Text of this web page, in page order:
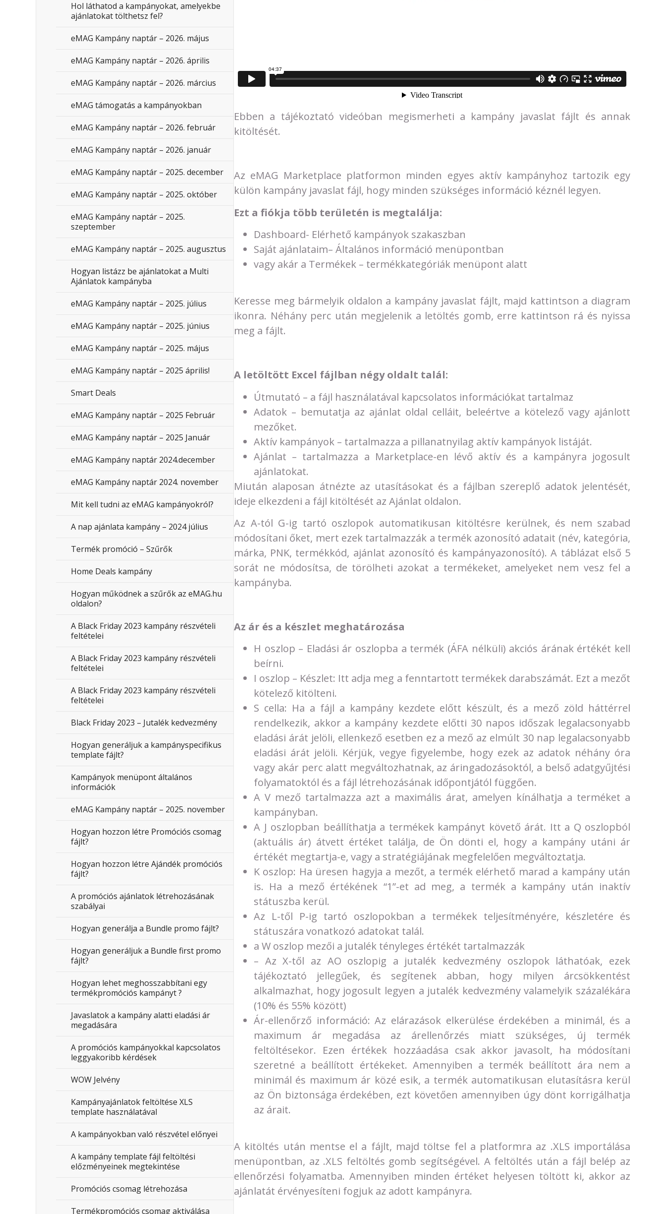
Hol láthatod a kampányokat, amelyekbe
ajánlatokat tölthetsz fel?
eMAG Kampány naptár – 2026. május
eMAG Kampány naptár – 2026. április
eMAG Kampány naptár – 2026. március
eMAG támogatás a kampányokban
eMAG Kampány naptár – 2026. február
eMAG Kampány naptár – 2026. január
eMAG Kampány naptár – 2025. december
eMAG Kampány naptár – 2025. október
eMAG Kampány naptár – 2025.
szeptember
eMAG Kampány naptár – 2025. augusztus
Hogyan listázz be ajánlatokat a Multi
Ajánlatok kampányba
eMAG Kampány naptár – 2025. július
eMAG Kampány naptár – 2025. június
eMAG Kampány naptár – 2025. május
eMAG Kampány naptár – 2025 április!
Smart Deals
eMAG Kampány naptár – 2025 Február
eMAG Kampány naptár – 2025 Január
eMAG Kampány naptár 2024.december
eMAG Kampány naptár 2024. november
Mit kell tudni az eMAG kampányokról?
A nap ajánlata kampány – 2024 július
Termék promóció – Szűrők
Home Deals kampány
Hogyan működnek a szűrők az eMAG.hu
oldalon?
A Black Friday 2023 kampány részvételi
feltételei
A Black Friday 2023 kampány részvételi
feltételei
A Black Friday 2023 kampány részvételi
feltételei
Black Friday 2023 – Jutalék kedvezmény
Hogyan generáljuk a kampányspecifikus
template fájlt?
Kampányok menüpont általános
információk
eMAG Kampány naptár – 2025. november
Hogyan hozzon létre Promóciós csomag
fájlt?
Hogyan hozzon létre Ajándék promóciós
fájlt?
A promóciós ajánlatok létrehozásának
szabályai
Hogyan generálja a Bundle promo fájlt?
Hogyan generáljuk a Bundle first promo
fájlt?
Hogyan lehet meghosszabbítani egy
termékpromóciós kampányt ?
Javaslatok a kampány alatti eladási ár
megadására
A promóciós kampányokkal kapcsolatos
leggyakoribb kérdések
WOW Jelvény
Kampányajánlatok feltöltése XLS
template használatával
A kampányokban való részvétel előnyei
A kampány template fájl feltöltési
előzményeinek megtekintése
Promóciós csomag létrehozása
Termékpromóciós csomag aktiválása
Ebben a tájékoztató videóban megismerheti a kampány javaslat fájlt és annak
kitöltését.
Az eMAG Marketplace platformon minden egyes aktív kampányhoz tartozik egy
külön kampány javaslat fájl, hogy minden szükséges információ kéznél legyen.
Ezt a fiókja több területén is megtalálja:
Dashboard- Elérhető kampányok szakaszban
Saját ajánlataim– Általános információ menüpontban
vagy akár a Termékek – termékkategóriák menüpont alatt
Keresse meg bármelyik oldalon a kampány javaslat fájlt, majd kattintson a diagram
ikonra. Néhány perc után megjelenik a letöltés gomb, erre kattintson rá és nyissa
meg a fájlt.
A letöltött Excel fájlban négy oldalt talál:
Útmutató – a fájl használatával kapcsolatos információkat tartalmaz
Adatok – bemutatja az ajánlat oldal celláit, beleértve a kötelező vagy ajánlott
mezőket.
Aktív kampányok – tartalmazza a pillanatnyilag aktív kampányok listáját.
Ajánlat – tartalmazza a Marketplace-en lévő aktív és a kampányra jogosult
ajánlatokat.
Miután alaposan átnézte az utasításokat és a fájlban szereplő adatok jelentését,
ideje elkezdeni a fájl kitöltését az Ajánlat oldalon.
Az A-tól G-ig tartó oszlopok automatikusan kitöltésre kerülnek, és nem szabad
módosítani őket, mert ezek tartalmazzák a termék azonosító adatait (név, kategória,
márka, PNK, termékkód, ajánlat azonosító és kampányazonosító). A táblázat első 5
sorát ne módosítsa, de törölheti azokat a termékeket, amelyeket nem vesz fel a
kampányba.
Az ár és a készlet meghatározása
H oszlop – Eladási ár oszlopba a termék (ÁFA nélküli) akciós árának értékét kell
beírni.
I oszlop – Készlet: Itt adja meg a fenntartott termékek darabszámát. Ezt a mezőt
kötelező kitölteni.
S cella: Ha a fájl a kampány kezdete előtt készült, és a mező zöld háttérrel
rendelkezik, akkor a kampány kezdete előtti 30 napos időszak legalacsonyabb
eladási árát jelöli, ellenkező esetben ez a mező az elmúlt 30 nap legalacsonyabb
eladási árát jelöli. Kérjük, vegye figyelembe, hogy ezek az adatok néhány óra
vagy akár perc alatt megváltozhatnak, az áringadozásoktól, a belső adatgyűjtési
folyamatoktól és a fájl létrehozásának időpontjától függően.
A V mező tartalmazza azt a maximális árat, amelyen kínálhatja a terméket a
kampányban.
A J oszlopban beállíthatja a termékek kampányt követő árát. Itt a Q oszlopból
(aktuális ár) átvett értéket találja, de Ön dönti el, hogy a kampány utáni ár
értékét megtartja-e, vagy a stratégiájának megfelelően megváltoztatja.
K oszlop: Ha üresen hagyja a mezőt, a termék elérhető marad a kampány után
is. Ha a mező értékének “1”-et ad meg, a termék a kampány után inaktív
státuszba kerül.
Az L-től P-ig tartó oszlopokban a termékek teljesítményére, készletére és
státuszára vonatkozó adatokat talál.
a W oszlop mezői a jutalék tényleges értékét tartalmazzák
– Az X-től az AO oszlopig a jutalék kedvezmény oszlopok láthatóak, ezek
tájékoztató jellegűek, és segítenek abban, hogy milyen árcsökkentést
alkalmazhat, hogy jogosult legyen a jutalék kedvezmény valamelyik százalékára
(10% és 55% között)
Ár-ellenőrző információ: Az elárazások elkerülése érdekében a minimál, és a
maximum ár megadása az árellenőrzés miatt szükséges, új termék
feltöltésekor. Ezen értékek hozzáadása csak akkor javasolt, ha módosítani
szeretné a beállított értékeket. Amennyiben a termék beállított ára nem a
minimál és maximum ár közé esik, a termék automatikusan elutasításra kerül
az Ön biztonsága érdekében, ezt követően amennyiben úgy dönt korrigálhatja
az árait.
A kitöltés után mentse el a fájlt, majd töltse fel a platformra az .XLS importálása
menüpontban, az .XLS feltöltés gomb segítségével. A feltöltés után a fájl belép az
ellenőrzési folyamatba. Amennyiben minden értéket helyesen töltött ki, akkor az
ajánlatát érvényesíteni fogjuk az adott kampányra.